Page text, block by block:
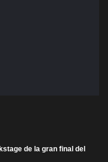
de la gran final del